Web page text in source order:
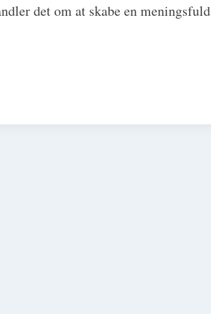
det om at skabe en meningsfuld